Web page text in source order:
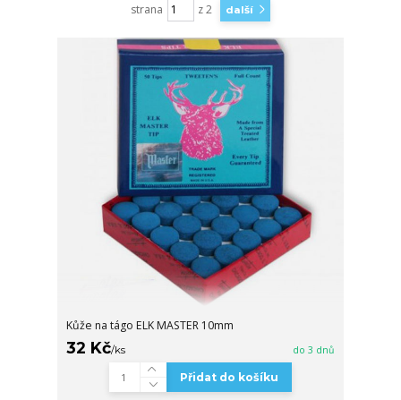
strana
z 2 další
Kůže na tágo ELK MASTER 10mm
32 Kč/ks do 3 dnů
Přidat do košíku